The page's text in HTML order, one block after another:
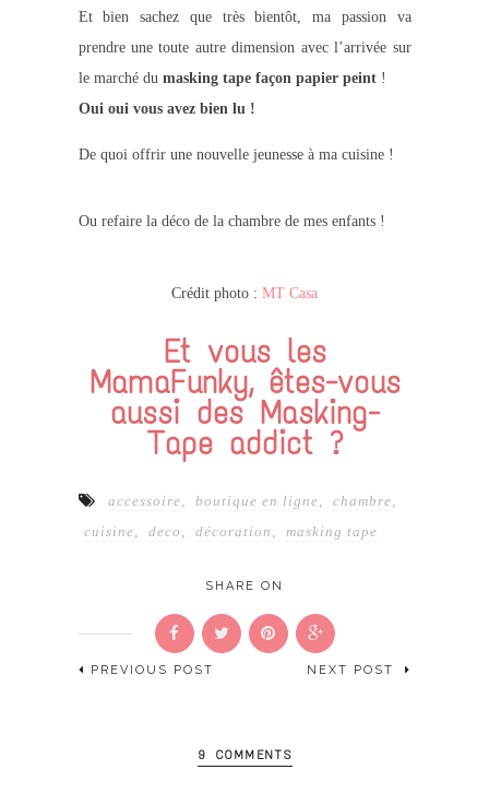
Et bien sachez que très bientôt, ma passion va
prendre une toute autre dimension avec l’arrivée sur
le marché du masking tape façon papier peint!
Oui oui vous avez bien lu !
De quoi offrir une nouvelle jeunesse à ma cuisine !
Ou refaire la déco de la chambre de mes enfants !
Crédit photo : MT Casa
Et vous les
MamaFunky, êtes-vous
aussi des Masking-
Tape addict ?
accessoire boutique en ligne chambre
cuisine
deco décoration masking tape
SHARE ON
PREVIOUS POST NEXT POST
9 COMMENTS